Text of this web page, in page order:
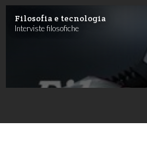
Filosofia e tecnologia
Interviste filosofiche